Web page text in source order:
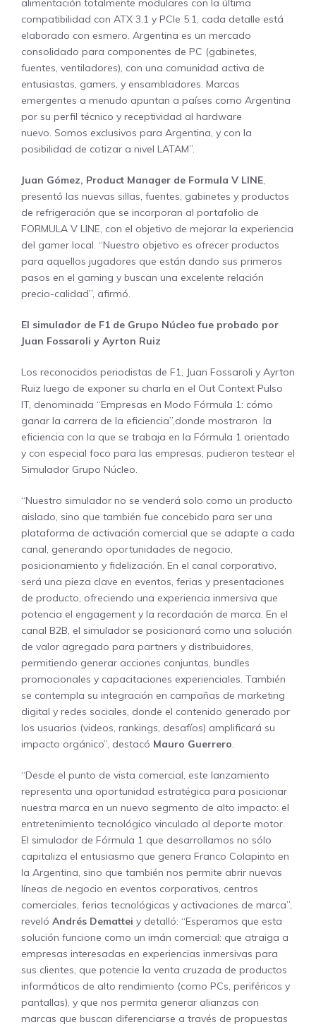
alimentación totalmente modulares con la última
compatibilidad con ATX 3.1 y PCIe 5.1, cada detalle está
elaborado con esmero. Argentina es un mercado
consolidado para componentes de PC (gabinetes,
fuentes, ventiladores), con una comunidad activa de
entusiastas, gamers, y ensambladores. Marcas
emergentes a menudo apuntan a países como Argentina
por su perfil técnico y receptividad al hardware
nuevo. Somos exclusivos para Argentina, y con la
posibilidad de cotizar a nivel LATAM”.
Juan Gómez, Product Manager de Formula V LINE,
presentó las nuevas sillas, fuentes, gabinetes y productos
de refrigeración que se incorporan al portafolio de
FORMULA V LINE, con el objetivo de mejorar la experiencia
del gamer local. “Nuestro objetivo es ofrecer productos
para aquellos jugadores que están dando sus primeros
pasos en el gaming y buscan una excelente relación
precio-calidad”, afirmó.
El simulador de F1 de Grupo Núcleo fue probado por
Juan Fossaroli y Ayrton Ruiz
Los reconocidos periodistas de F1, Juan Fossaroli y Ayrton
Ruiz luego de exponer su charla en el Out Context Pulso
IT, denominada “Empresas en Modo Fórmula 1: cómo
ganar la carrera de la eficiencia”,donde mostraron la
eficiencia con la que se trabaja en la Fórmula 1 orientado
y con especial foco para las empresas, pudieron testear el
Simulador Grupo Núcleo.
“Nuestro simulador no se venderá solo como un producto
aislado, sino que también fue concebido para ser una
plataforma de activación comercial que se adapte a cada
canal, generando oportunidades de negocio,
posicionamiento y fidelización. En el canal corporativo,
será una pieza clave en eventos, ferias y presentaciones
de producto, ofreciendo una experiencia inmersiva que
potencia el engagement y la recordación de marca. En el
canal B2B, el simulador se posicionará como una solución
de valor agregado para partners y distribuidores,
permitiendo generar acciones conjuntas, bundles
promocionales y capacitaciones experienciales. También
se contempla su integración en campañas de marketing
digital y redes sociales, donde el contenido generado por
los usuarios (videos, rankings, desafíos) amplificará su
impacto orgánico”, destacó Mauro Guerrero.
“Desde el punto de vista comercial, este lanzamiento
representa una oportunidad estratégica para posicionar
nuestra marca en un nuevo segmento de alto impacto: el
entretenimiento tecnológico vinculado al deporte motor.
El simulador de Fórmula 1 que desarrollamos no sólo
capitaliza el entusiasmo que genera Franco Colapinto en
la Argentina, sino que también nos permite abrir nuevas
líneas de negocio en eventos corporativos, centros
comerciales, ferias tecnológicas y activaciones de marca”,
reveló Andrés Demattei y detalló: “Esperamos que esta
solución funcione como un imán comercial: que atraiga a
empresas interesadas en experiencias inmersivas para
sus clientes, que potencie la venta cruzada de productos
informáticos de alto rendimiento (como PCs, periféricos y
pantallas), y que nos permita generar alianzas con
marcas que buscan diferenciarse a través de propuestas